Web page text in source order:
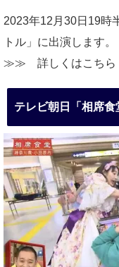
2023年12月30日19時
トル」に出演します。
≫≫ 詳しくはこちら
テレビ朝日「相席食